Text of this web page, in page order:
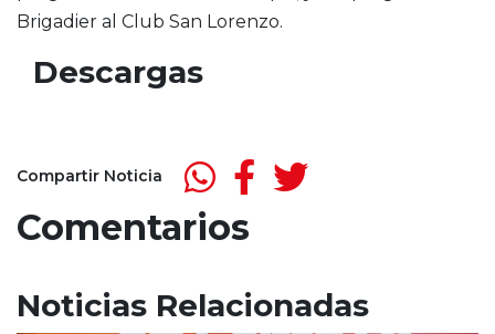
Brigadier al Club San Lorenzo.
Descargas
Compartir Noticia
Comentarios
Noticias Relacionadas